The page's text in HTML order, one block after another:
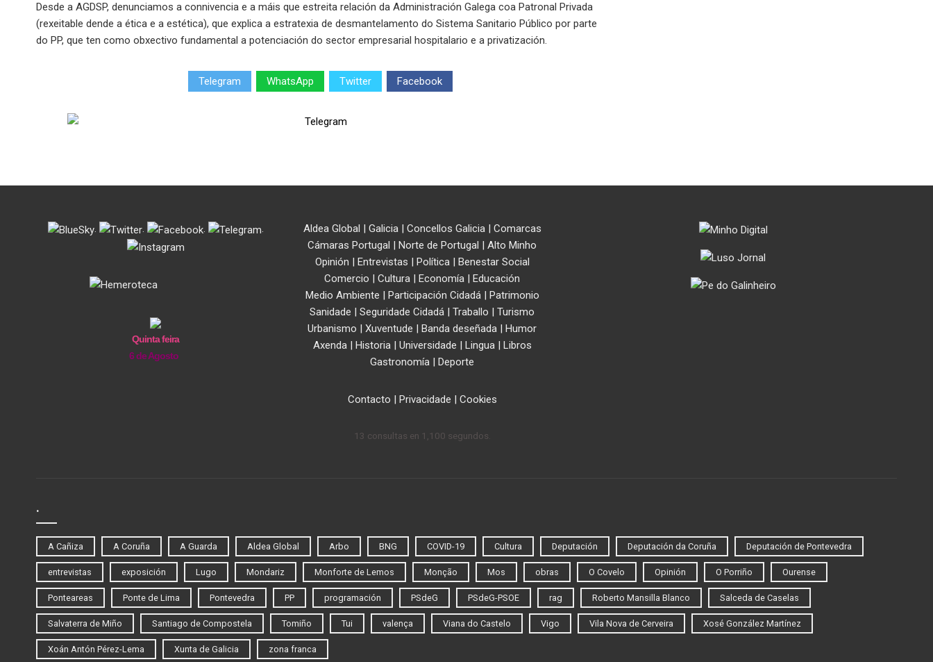
Desde a AGDSP, denunciamos a connivencia e a máis que estreita relación da Administración Galega coa Patronal Privada
(rexeitable dende a ética e a estética), que explica a estratexia de desmantelamento do Sistema Sanitario Público por parte
do PP, que ten como obxectivo fundamental a potenciación do sector empresarial hospitalario e a privatización.
Telegram WhatsApp Twitter Facebook
. . . .
Quinta feira
6 de Agosto
Aldea Global Galicia| Concellos Galicia| Comarcas
Cámaras Portugal
Norte de Portugal
Alto Minho
Opinión
Entrevistas Política|
Benestar Social
Comercio
Cultura Economía
Educación
Medio Ambiente
Participación Cidadá|
Patrimonio
Sanidade
Seguridade Cidadá Traballo
Turismo
Urbanismo
Xuventude Banda deseñada
Humor
Axenda| Historia| Universidade Lingua|
Libros
Gastronomía
Deporte
Contacto Privacidade Cookies
13 consultas en 1,100 segundos.
.
A Cañiza A Coruña A Guarda Aldea Global Arbo BNG COVID-19 Cultura Deputación Deputación da Coruña Deputación de Pontevedra
entrevistas exposición Lugo Mondariz Monforte de Lemos Monção Mos obras O Covelo Opinión O Porriño Ourense
Ponteareas Ponte de Lima Pontevedra PP programación PSdeG PSdeG-PSOE rag Roberto Mansilla Blanco Salceda de Caselas
Salvaterra de Miño Santiago de Compostela Tomiño Tui valença Viana do Castelo Vigo Vila Nova de Cerveira Xosé González Martínez
Xoán Antón Pérez-Lema Xunta de Galicia zona franca